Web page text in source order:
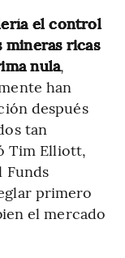
el control
mineras ricas
nula,
han
después
tan
Tim Elliott,
Funds
primero
el mercado